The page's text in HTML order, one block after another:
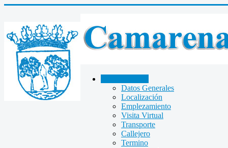
Datos Generales
Localización
Emplezamiento
Visita Virtual
Transporte
Callejero
Termino